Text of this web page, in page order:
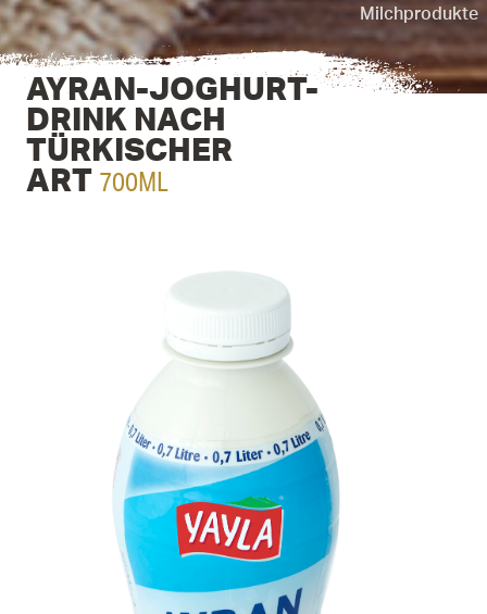
Milchprodukte
AYRAN-JOGHURT-
DRINK NACH
TÜRKI­SCHER
ART 700ML